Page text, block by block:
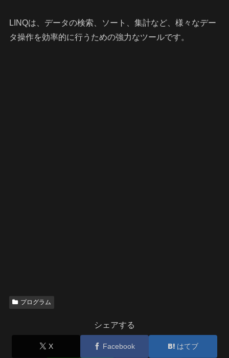
LINQは、データの検索、ソート、集計など、様々なデー
タ操作を効率的に行うための強力なツールです。
プログラム
シェアする
X Facebook はてブ